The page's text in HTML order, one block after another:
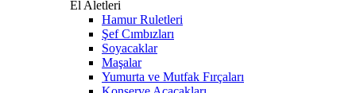
El Aletleri
Hamur Ruletleri
Şef Cımbızları
Soyacaklar
Maşalar
Yumurta ve Mutfak Fırçaları